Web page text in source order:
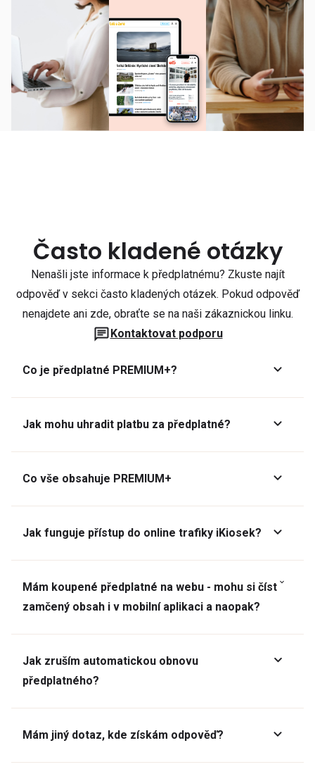
Často kladené otázky
Nenašli jste informace k předplatnému? Zkuste najít
odpověď v sekci často kladených otázek. Pokud odpověď
nenajdete ani zde, obraťte se na naši zákaznickou linku.
Kontaktovat podporu
Co je předplatné PREMIUM+?
Jak mohu uhradit platbu za předplatné?
Co vše obsahuje PREMIUM+
Jak funguje přístup do online trafiky iKiosek?
Mám koupené předplatné na webu - mohu si číst
zamčený obsah i v mobilní aplikaci a naopak?
Jak zruším automatickou obnovu
předplatného?
Mám jiný dotaz, kde získám odpověď?